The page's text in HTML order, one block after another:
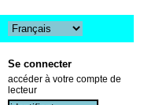
Se connecter
accéder à votre compte de
lecteur